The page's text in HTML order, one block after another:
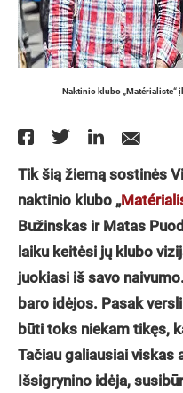
Naktinio klubo „Matérialiste“
Tik šią žiemą sostinės
naktinio klubo „
Bužinskas ir Matas
laiku keitėsi jų klubo
juokiasi iš savo
baro idėjos. Pasak
būti toks niekam tikęs,
Tačiau galiausiai viskas
Išsigrynino idėja,